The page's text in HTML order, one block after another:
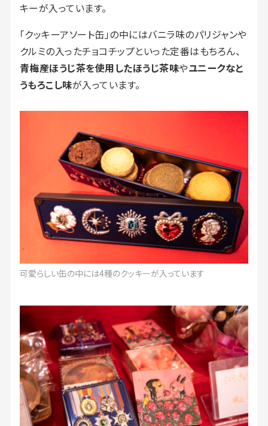
キーが入っています。
「クッキーアソート缶」の中にはバニラ味のパリジャンや
クルミの入ったチョコチップといった定番はもちろん、
青梅産ほうじ茶を使用したほうじ茶味やユニークなと
うもろこし味が入っています。
可愛らしい缶の中には4種のクッキーが入っています